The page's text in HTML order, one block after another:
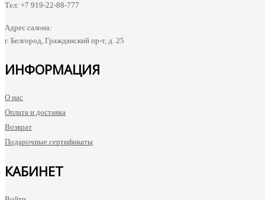
Тел: +7 919-22-88-777
Адрес салона:
г. Белгород, Гражданский пр-т, д. 25
ИНФОРМАЦИЯ
О нас
Оплата и доставка
Возврат
Подарочные сертификаты
КАБИНЕТ